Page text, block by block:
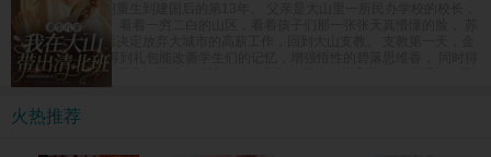
女富豪苏茵茵一朝重生到建国后的第13年。 父亲是大山里一所民办学校的校长，
也是唯一的老师。 看着一穷二白的山区，看着孩子们那一张张天真懵懂的脸， 苏
茵茵在完成学业后决定放弃大城市的高薪工作，回到大山支教。 支教第一天，金
手指系统上线。 得到礼包能改善学生们的记忆，增强悟性的碧落思维香， 同时得
到了能强身健体的紫府转元诀，能让人吃了非常有营养的紫晶玉米， 眨眼间，民
办小学升级成民办中学，父女俩教出来的学生一个个进城拿竞赛名次，毕业班高
考生一个个上了清北！ 全国人民震惊，纷纷发来贺电，“苏老师，明年我能把孩子
转过来吗？大山的修路费我包了！”
火热推荐